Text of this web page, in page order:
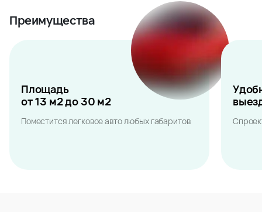
Преимущества
Площадь
от 13 м2 до 30 м2
Поместится легковое авто любых габаритов